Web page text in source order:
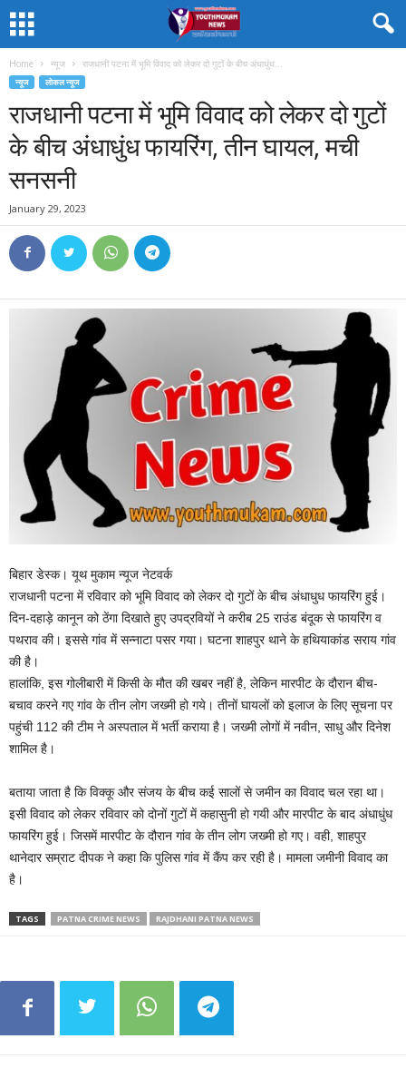
Home न्यूज राजधानी पटना में भूमि विवाद को लेकर दो गुटों के बीच अंधाधुंध...
न्यूज लोकल न्यूज
राजधानी पटना में भूमि विवाद को लेकर दो गुटों
के बीच अंधाधुंध फायरिंग, तीन घायल, मची
सनसनी
January 29, 2023
बिहार डेस्क। यूथ मुकाम न्यूज नेटवर्क
राजधानी पटना में रविवार को भूमि विवाद को लेकर दो गुटों के बीच अंधाधुध फायरिंग हुई।
दिन-दहाड़े कानून को ठेंगा दिखाते हुए उपद्रवियों ने करीब 25 राउंड बंदूक से फायरिंग व
पथराव की। इससे गांव में सन्नाटा पसर गया। घटना शाहपुर थाने के हथियाकांड सराय गांव
की है।
हालांकि, इस गोलीबारी में किसी के मौत की खबर नहीं है, लेकिन मारपीट के दौरान बीच-
बचाव करने गए गांव के तीन लोग जख्मी हो गये। तीनों घायलों को इलाज के लिए सूचना पर
पहुंची 112 की टीम ने अस्पताल में भर्ती कराया है। जख्मी लोगों में नवीन, साधु और दिनेश
शामिल है।
बताया जाता है कि विक्कू और संजय के बीच कई सालों से जमीन का विवाद चल रहा था।
इसी विवाद को लेकर रविवार को दोनों गुटों में कहासुनी हो गयी और मारपीट के बाद अंधाधुंध
फायरिंग हुई। जिसमें मारपीट के दौरान गांव के तीन लोग जख्मी हो गए। वही, शाहपुर
थानेदार सम्राट दीपक ने कहा कि पुलिस गांव में कैंप कर रही है। मामला जमीनी विवाद का
है।
TAGS PATNA CRIME NEWS RAJDHANI PATNA NEWS